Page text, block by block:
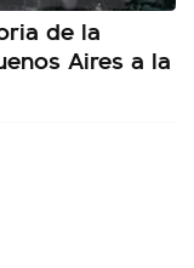
de la
Aires a la